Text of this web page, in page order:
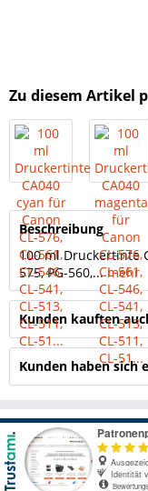
Zu diesem Artikel
Beschreibung
100 ml Druckertinte
575, PG-560,...mehr
Kunden kauften
Kunden haben sich